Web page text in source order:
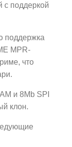
поддеркой
поддержка
MPR-
что
и 8Mb SPI
клон.